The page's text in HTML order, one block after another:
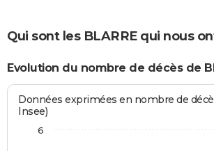
Qui sont les BLARRE qui nous
Evolution du nombre de décès de
Données exprimées en nombre de
Insee)
6